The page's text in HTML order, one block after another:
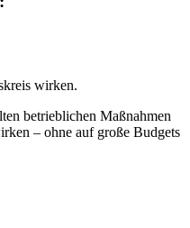
wirken.
betrieblichen Maßnahmen
– ohne auf große Budgets